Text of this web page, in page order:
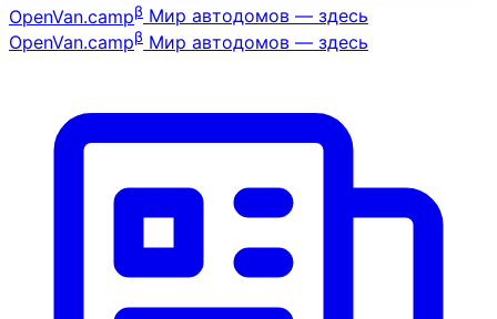
OpenVan.campβ Мир автодомов — здесь
OpenVan.campβ Мир автодомов — здесь